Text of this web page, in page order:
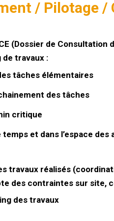
/ Pilotage
(Dossier de Consultation
de travaux :
tâches élémentaires
des tâches
critique
et dans l’espace
travaux réalisés
des contraintes sur site,
des travaux